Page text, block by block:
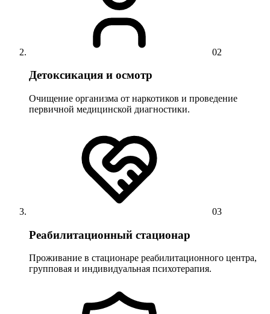
02
Детоксикация и осмотр
Очищение организма от наркотиков и проведение
первичной медицинской диагностики.
03
Реабилитационный стационар
Проживание в стационаре реабилитационного центра,
групповая и индивидуальная психотерапия.